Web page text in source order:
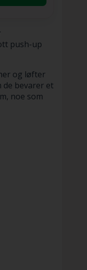
push-up
og løfter
de bevarer et
noe som